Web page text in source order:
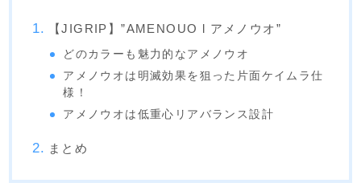
【JIGRIP】”AMENOUO l アメノウオ”
どのカラーも魅力的なアメノウオ
アメノウオは明滅効果を狙った片面ケイムラ仕
様！
アメノウオは低重心リアバランス設計
まとめ